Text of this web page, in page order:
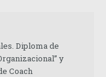
Diploma de
y
Coach